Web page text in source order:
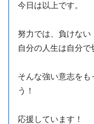
今日は以上です。
努力では、負けない
自分の人生は自分で
そんな強い意志をも
う！
応援しています！